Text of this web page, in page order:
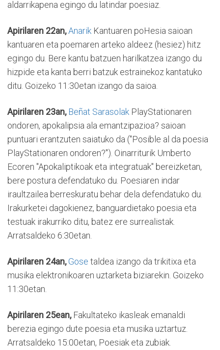
aldarrikapena egingo du latindar poesiaz.
Apirilaren 22an,Anarik Kantuaren poHesia saioan
kantuaren eta poemaren arteko aldeez (hesiez) hitz
egingo du. Bere kantu batzuen harilkatzea izango du
hizpide eta kanta berri batzuk estrainekoz kantatuko
ditu. Goizeko 11:30etan izango da saioa.
Apirilaren 23an, Beñat Sarasolak PlayStationaren
ondoren, apokalipsia ala emantzipazioa? saioan
puntuari erantzuten saiatuko da ("Posible al da poesia
PlayStationaren ondoren?"). Oinarriturik Umberto
Ecoren "Apokaliptikoak eta integratuak" bereizketan,
bere postura defendatuko du. Poesiaren indar
iraultzailea berreskuratu behar dela defendatuko du.
Irakurketei dagokienez, banguardietako poesia eta
testuak irakurriko ditu, batez ere surrealistak.
Arratsaldeko 6:30etan.
Apirilaren 24an, Gose taldea izango da trikitixa eta
musika elektronikoaren uztarketa biziarekin. Goizeko
11:30etan.
Apirilaren 25ean,Fakultateko ikasleak emanaldi
berezia egingo dute poesia eta musika uztartuz.
Arratsaldeko 15:00etan, Poesiak eta zubiak.